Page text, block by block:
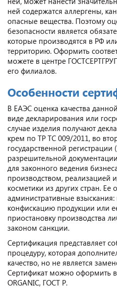
ней содержатся аллергены,
опасные вещества. Поэтому
безопасности является
которые производятся в РФ
территорию. Оформить
можете в центре
его филиалов.
Особенности
В ЕАЭС оценка качества
виде декларирования или
случае изделия получают
крем по ТР ТС 009/2011, во
государственной
разрешительной
для законного ведения
производством,
косметики из других стран. Ее
административные
конфискацию продукции или
приостановку производства
законом санкции.
Сертификация представляет
процедуру, которая
качество, но не является
Сертификат можно оформить в
ORGANIC, ГОСТ Р.